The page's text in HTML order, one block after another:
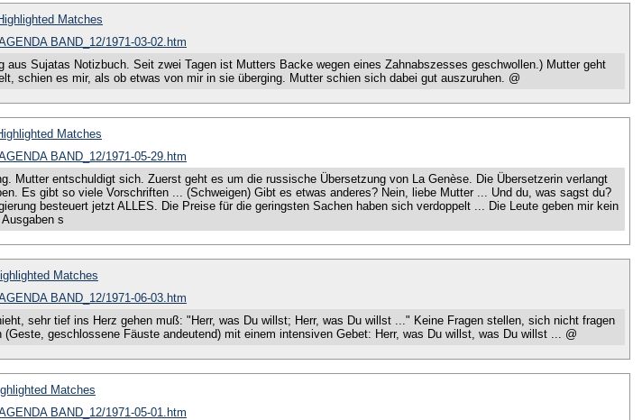
Matches
BAND_12/1971-03-02.htm
Sujatas Notizbuch. Seit zwei Tagen ist Mutters Backe wegen eines Zahnabszesses geschwollen.) Mutter geht
schien es mir, als ob etwas von mir in sie überging. Mutter schien sich dabei gut auszuruhen. @
Matches
BAND_12/1971-05-29.htm
Mutter entschuldigt sich. Zuerst geht es um die russische Übersetzung von La Genèse. Die Übersetzerin verlangt
Es gibt so viele Vorschriften ... (Schweigen) Gibt es etwas anderes? Nein, liebe Mutter ... Und du, was sagst du?
besteuert jetzt ALLES. Die Preise für die geringsten Sachen haben sich verdoppelt ... Die Leute geben mir kein
s
Matches
BAND_12/1971-06-03.htm
sehr tief ins Herz gehen muß: "Herr, was Du willst; Herr, was Du willst ..." Keine Fragen stellen, sich nicht fragen
geschlossene Fäuste andeutend) mit einem intensiven Gebet: Herr, was Du willst, was Du willst ... @
Matches
BAND_12/1971-05-01.htm